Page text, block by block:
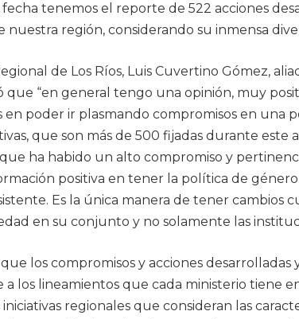
tenemos el reporte de 522 acciones
nuestra región, considerando su inmensa
de Los Ríos, Luis Cuvertino Gómez,
que “en general tengo una opinión, muy
en poder ir plasmando compromisos en
que son más de 500 fijadas durante
ha habido un alto compromiso y
positiva en tener la política de
Es la única manera de tener cambios
en su conjunto y no solamente las
los compromisos y acciones desarrolladas
a los lineamientos que cada ministerio tiene
regionales que consideran las